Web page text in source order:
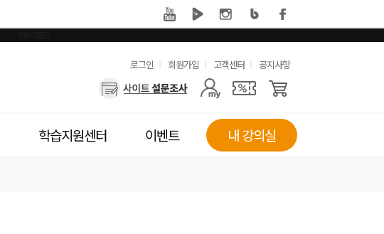
유
용
로그인 회원가입 고객센터 공지사항
사
자
메
학습지원센터 이벤트 내 강의실